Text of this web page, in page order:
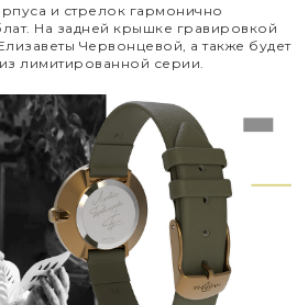
и стрелок гармонично
На задней крышке гравировкой
Червонцевой, а также будет
лимитированной серии.